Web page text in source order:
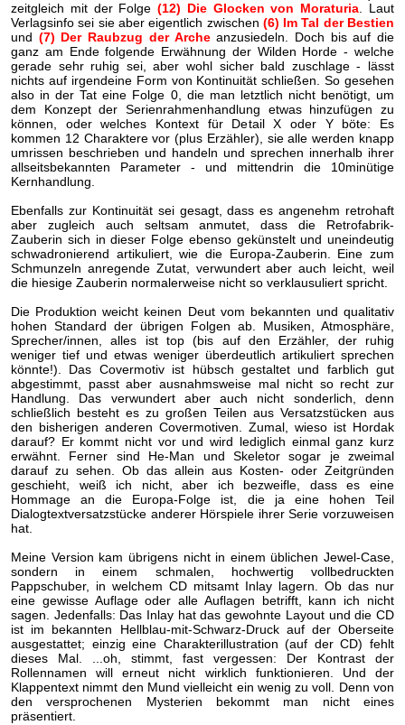
zeitgleich mit der Folge(12) Die Glocken von Moraturia. Laut
Verlagsinfo sei sie aber eigentlich zwischen (6) Im Tal der Bestien
und (7) Der Raubzug der Archeanzusiedeln. Doch bis auf die
ganz am Ende folgende Erwähnung der Wilden Horde - welche
gerade sehr ruhig sei, aber wohl sicher bald zuschlage - lässt
nichts auf irgendeine Form von Kontinuität schließen. So gesehen
also in der Tat eine Folge 0, die man letztlich nicht benötigt, um
dem Konzept der Serienrahmenhandlung etwas hinzufügen zu
können, oder welches Kontext für Detail X oder Y böte: Es
kommen 12 Charaktere vor (plus Erzähler), sie alle werden knapp
umrissen beschrieben und handeln und sprechen innerhalb ihrer
allseitsbekannten Parameter - und mittendrin die 10minütige
Kernhandlung.
Ebenfalls zur Kontinuität sei gesagt, dass es angenehm retrohaft
aber zugleich auch seltsam anmutet, dass die Retrofabrik-
Zauberin sich in dieser Folge ebenso gekünstelt und uneindeutig
schwadronierend artikuliert, wie die Europa-Zauberin. Eine zum
Schmunzeln anregende Zutat, verwundert aber auch leicht, weil
die hiesige Zauberin normalerweise nicht so verklausuliert spricht.
Die Produktion weicht keinen Deut vom bekannten und qualitativ
hohen Standard der übrigen Folgen ab. Musiken, Atmosphäre,
Sprecher/innen, alles ist top (bis auf den Erzähler, der ruhig
weniger tief und etwas weniger überdeutlich artikuliert sprechen
könnte!). Das Covermotiv ist hübsch gestaltet und farblich gut
abgestimmt, passt aber ausnahmsweise mal nicht so recht zur
Handlung. Das verwundert aber auch nicht sonderlich, denn
schließlich besteht es zu großen Teilen aus Versatzstücken aus
den bisherigen anderen Covermotiven. Zumal, wieso ist Hordak
darauf? Er kommt nicht vor und wird lediglich einmal ganz kurz
erwähnt. Ferner sind He-Man und Skeletor sogar je zweimal
darauf zu sehen. Ob das allein aus Kosten- oder Zeitgründen
geschieht, weiß ich nicht, aber ich bezweifle, dass es eine
Hommage an die Europa-Folge ist, die ja eine hohen Teil
Dialogtextversatzstücke anderer Hörspiele ihrer Serie vorzuweisen
hat.
Meine Version kam übrigens nicht in einem üblichen Jewel-Case,
sondern in einem schmalen, hochwertig vollbedruckten
Pappschuber, in welchem CD mitsamt Inlay lagern. Ob das nur
eine gewisse Auflage oder alle Auflagen betrifft, kann ich nicht
sagen. Jedenfalls: Das Inlay hat das gewohnte Layout und die CD
ist im bekannten Hellblau-mit-Schwarz-Druck auf der Oberseite
ausgestattet; einzig eine Charakterillustration (auf der CD) fehlt
dieses Mal. ...oh, stimmt, fast vergessen: Der Kontrast der
Rollennamen will erneut nicht wirklich funktionieren. Und der
Klappentext nimmt den Mund vielleicht ein wenig zu voll. Denn von
den versprochenen Mysterien bekommt man nicht eines
präsentiert.